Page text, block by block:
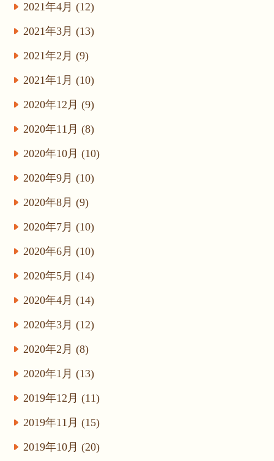
2021年4月 (12)
2021年3月 (13)
2021年2月 (9)
2021年1月 (10)
2020年12月 (9)
2020年11月 (8)
2020年10月 (10)
2020年9月 (10)
2020年8月 (9)
2020年7月 (10)
2020年6月 (10)
2020年5月 (14)
2020年4月 (14)
2020年3月 (12)
2020年2月 (8)
2020年1月 (13)
2019年12月 (11)
2019年11月 (15)
2019年10月 (20)